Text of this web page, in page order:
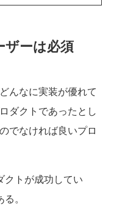
ザーは必須
んなに実装が優れて
ダクトであったとし
でなければ良いプロ
トが成功してい
。